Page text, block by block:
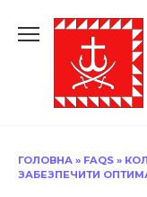
до
ГОЛОВНА » FAQS »
ЗАБЕЗПЕЧИТИ